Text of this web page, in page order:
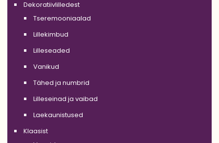
Dekoratiivlilledest
Tseremooniaalad
Lillekimbud
Lilleseaded
Vanikud
Tähed ja numbrid
Lilleseinad ja vaibad
Laekaunistused
Klaasist